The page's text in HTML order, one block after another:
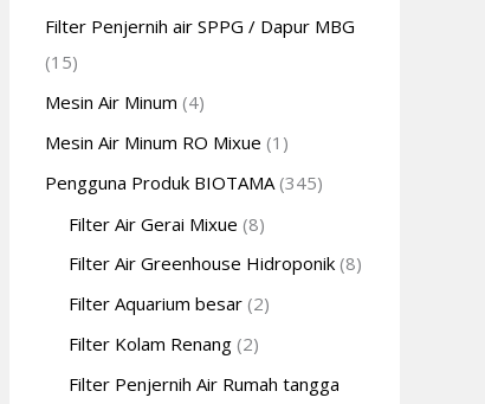
Filter Penjernih air SPPG / Dapur MBG
(15)
Mesin Air Minum (4)
Mesin Air Minum RO Mixue (1)
Pengguna Produk BIOTAMA (345)
Filter Air Gerai Mixue (8)
Filter Air Greenhouse Hidroponik (8)
Filter Aquarium besar (2)
Filter Kolam Renang (2)
Filter Penjernih Air Rumah tangga